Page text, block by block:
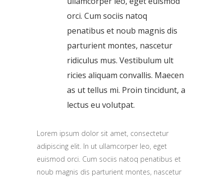
orci. Cum sociis natoq
penatibus et noub magnis dis
parturient montes, nascetur
ridiculus mus. Vestibulum ult
ricies aliquam convallis. Maecen
as ut tellus mi. Proin tincidunt, a
lectus eu volutpat.
Lorem ipsum dolor sit amet, consectetur
adipiscing elit. In ut ullamcorper leo, eget
euismod orci. Cum sociis natoq penatibus et
noub magnis dis parturient montes, nascetur